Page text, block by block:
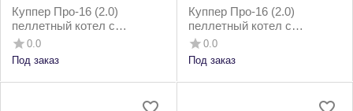
Куппер Про-16 (2.0)
пеллетный котел с
горелкой 26 Норма 3.0 и
котельным бункером 160м2
0.0
Под заказ
Куппер Про-16 (2.0)
пеллетный котел с
горелкой 26 Норма 3.0 и
напольным бункером до
160м2
0.0
Под заказ